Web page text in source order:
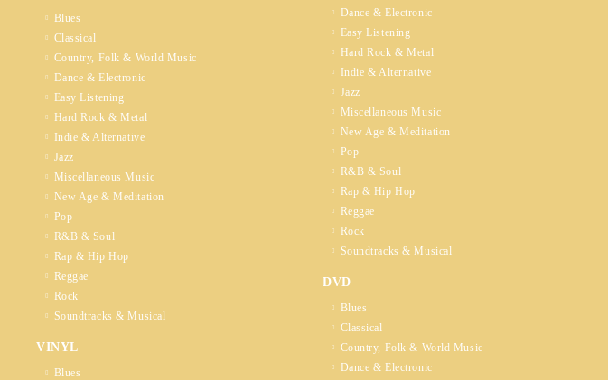
Blues
Classical
Country, Folk & World Music
Dance & Electronic
Easy Listening
Hard Rock & Metal
Indie & Alternative
Jazz
Miscellaneous Music
New Age & Meditation
Pop
R&B & Soul
Rap & Hip Hop
Reggae
Rock
Soundtracks & Musical
VINYL
Blues
Dance & Electronic
Easy Listening
Hard Rock & Metal
Indie & Alternative
Jazz
Miscellaneous Music
New Age & Meditation
Pop
R&B & Soul
Rap & Hip Hop
Reggae
Rock
Soundtracks & Musical
DVD
Blues
Classical
Country, Folk & World Music
Dance & Electronic